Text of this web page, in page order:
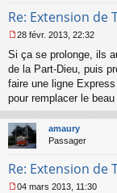
Re: Extension de
e
s
s
g
n
o
l
u
28 févr. 2013, 22:32
Si ça se prolonge, ils
de la Part-Dieu, puis
faire une ligne
pour remplacer le
amaury
Passager
Re: Extension de
04 mars 2013, 11:30